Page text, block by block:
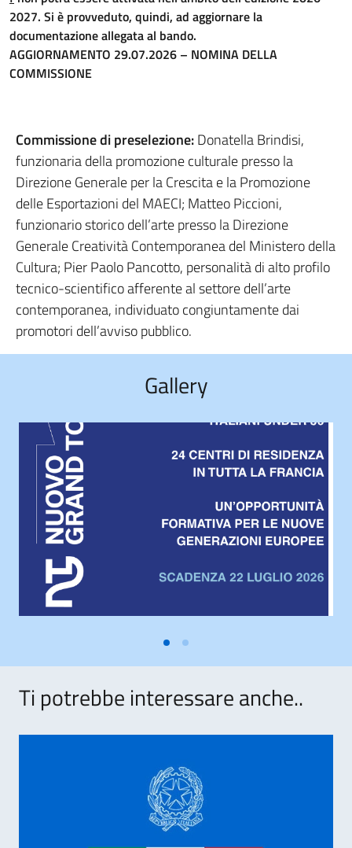
2027. Si è provveduto, quindi, ad aggiornare la
documentazione allegata al bando.
AGGIORNAMENTO 29.07.2026 – NOMINA DELLA
COMMISSIONE
Commissione di preselezione:Donatella Brindisi,
funzionaria della promozione culturale presso la
Direzione Generale per la Crescita e la Promozione
delle Esportazioni del MAECI; Matteo Piccioni,
funzionario storico dell’arte presso la Direzione
Generale Creatività Contemporanea del Ministero della
Cultura; Pier Paolo Pancotto, personalità di alto profilo
tecnico-scientifico afferente al settore dell’arte
contemporanea, individuato congiuntamente dai
promotori dell’avviso pubblico.
Gallery
Ti potrebbe interessare anche..